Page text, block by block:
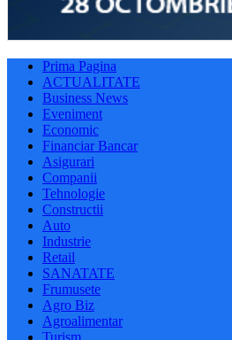
Prima Pagina
ACTUALITATE
Business News
Eveniment
Economic
Financiar Bancar
Asigurari
Companii
Tehnologie
Constructii
Auto
Industrie
Retail
SANATATE
Frumusete
Agro Biz
Agroalimentar